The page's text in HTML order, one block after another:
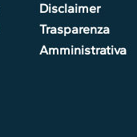
Disclaimer
Trasparenza
Amministrativa